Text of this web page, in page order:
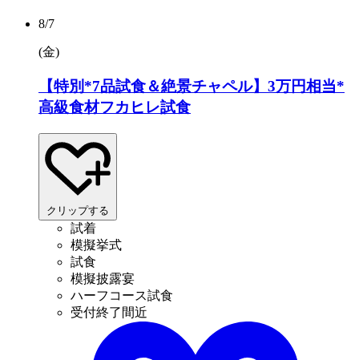
8/7
(金)
【特別*7品試食＆絶景チャペル】3万円相当*
高級食材フカヒレ試食
クリップする
試着
模擬挙式
試食
模擬披露宴
ハーフコース試食
受付終了間近